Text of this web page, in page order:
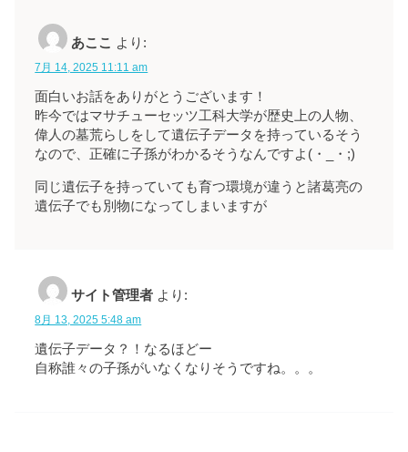
あここ より:
7月 14, 2025 11:11 am
面白いお話をありがとうございます！
昨今ではマサチューセッツ工科大学が歴史上の人物、
偉人の墓荒らしをして遺伝子データを持っているそう
なので、正確に子孫がわかるそうなんですよ(・_・;)
同じ遺伝子を持っていても育つ環境が違うと諸葛亮の
遺伝子でも別物になってしまいますが
サイト管理者 より:
8月 13, 2025 5:48 am
遺伝子データ？！なるほどー
自称誰々の子孫がいなくなりそうですね。。。